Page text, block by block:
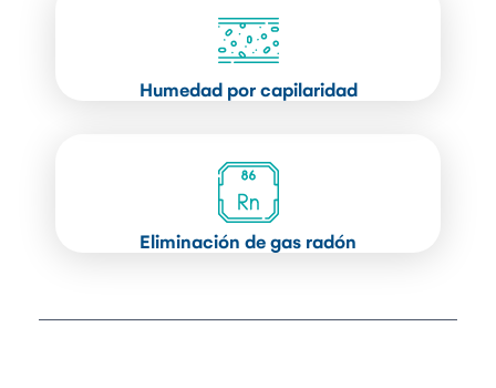
Humedad por capilaridad
Eliminación de gas radón